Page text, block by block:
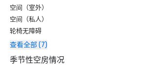
空间（室外）
空间（私人）
轮椅无障碍
查看全部 (7)
季节性空房情况